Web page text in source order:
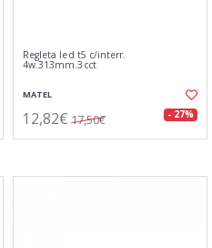
Regleta led t5 c/interr.
4w.313mm.3cct
MATEL
12,82€ 17,50€ - 27%